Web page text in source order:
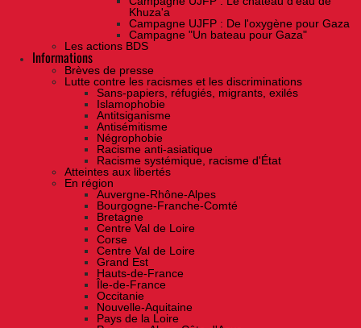
Khuza'a
Campagne UJFP : De l'oxygène pour Gaza
Campagne "Un bateau pour Gaza"
Les actions BDS
Informations
Brèves de presse
Lutte contre les racismes et les discriminations
Sans-papiers, réfugiés, migrants, exilés
Islamophobie
Antitsiganisme
Antisémitisme
Négrophobie
Racisme anti-asiatique
Racisme systémique, racisme d'État
Atteintes aux libertés
En région
Auvergne-Rhône-Alpes
Bourgogne-Franche-Comté
Bretagne
Centre Val de Loire
Corse
Centre Val de Loire
Grand Est
Hauts-de-France
Île-de-France
Occitanie
Nouvelle-Aquitaine
Pays de la Loire